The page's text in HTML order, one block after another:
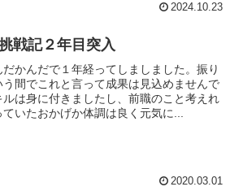
2024.10.23
戦記２年目突入
かんだで１年経ってしましました。振り
間でこれと言って成果は見込めませんで
は身に付きましたし、前職のこと考えれ
いたおかげか体調は良く元気に...
2020.03.01